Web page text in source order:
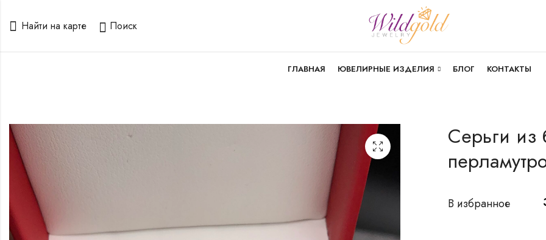
Найти на карте Поиск
ГЛАВНАЯ ЮВЕЛИРНЫЕ ИЗДЕЛИЯ БЛОГ КОНТАКТЫ
Серьги из
В избранное